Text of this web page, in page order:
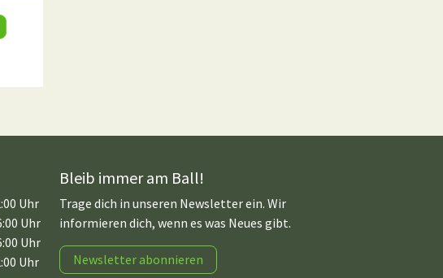
Uhr
Uhr
Uhr
Uhr
Bleib immer am Ball!
Trage dich in unseren Newsletter ein. Wir
informieren dich, wenn es was Neues gibt.
Newsletter abonnieren